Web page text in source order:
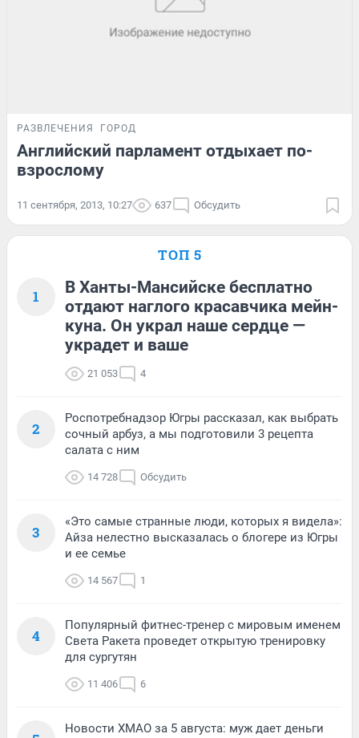
РАЗВЛЕЧЕНИЯ ГОРОД
Английский парламент отдыхает по-
взрослому
11 сентября, 2013, 10:27 637 Обсудить
ТОП 5
1
В Ханты-Мансийске бесплатно
отдают наглого красавчика мейн-
куна. Он украл наше сердце —
украдет и ваше
21 053 4
2
Роспотребнадзор Югры рассказал, как выбрать
сочный арбуз, а мы подготовили 3 рецепта
салата с ним
14 728 Обсудить
3
«Это самые странные люди, которых я видела»:
Айза нелестно высказалась о блогере из Югры
и ее семье
14 567 1
4
Популярный фитнес-тренер с мировым именем
Света Ракета проведет открытую тренировку
для сургутян
11 406 6
Новости ХМАО за 5 августа: муж дает деньги